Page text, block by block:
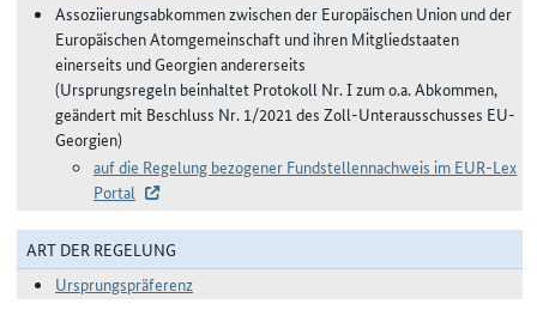
Assoziierungsabkommen zwischen der Europäischen Union und der
Europäischen Atomgemeinschaft und ihren Mitgliedstaaten
einerseits und Georgien andererseits
(Ursprungsregeln beinhaltet Protokoll Nr. I zum o.a. Abkommen,
geändert mit Beschluss Nr. 1/2021 des Zoll-Unterausschusses EU-
Georgien)
auf die Regelung bezogener Fundstellennachweis im EUR-Lex
Portal
ART DER REGELUNG
Ursprungspräferenz